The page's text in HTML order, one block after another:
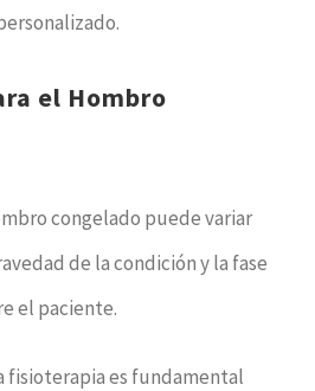
el Hombro
congelado puede variar
de la condición y la fase
el paciente.
fisioterapia es fundamental